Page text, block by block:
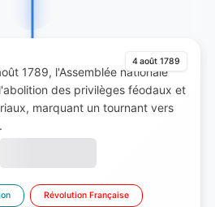
4 août 1789
1789, l'Assemblée nationale
des privilèges féodaux et
marquant un tournant vers
Révolution Française